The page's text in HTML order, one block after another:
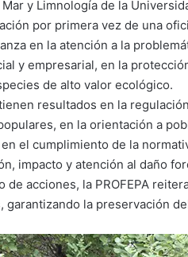
y Limnología de la
por primera vez de una
en la atención a la
y empresarial, en la
de alto valor ecológico.
resultados en la
en la orientación a
el cumplimiento de la
impacto y atención al daño
de acciones, la PROFEPA
garantizando la preservación